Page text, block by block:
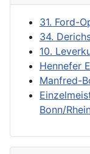
31. Ford-
34.
10.
Hennefer
Manfred-
Bonn/